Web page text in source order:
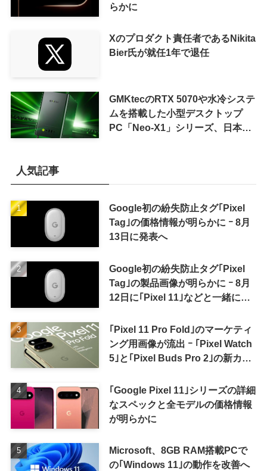
らかに
Xのプロダクト責任者であるNikita
Bier氏が就任1年で退任
GMKtecのRTX 5070や水冷システ
ムを搭載した小型デスクトップ
PC「Neo-X1」シリーズ、日本で
人気記事
Google初の紛失防止タグ｢Pixel
Tag｣の価格情報が明らかに ｰ 8月
13日に発表へ
Google初の紛失防止タグ｢Pixel
Tag｣の製品画像が明らかに ｰ 8月
12日に｢Pixel 11｣などと一緒に発
｢Pixel 11 Pro Fold｣のマーケティ
ング用画像が流出 ｰ ｢Pixel Watch
5｣と｢Pixel Buds Pro 2｣の新カラ
｢Google Pixel 11｣シリーズの詳細
なスペックと全モデルの価格情報
が明らかに
Microsoft、8GB RAM搭載PCで
の｢Windows 11｣の動作を改善へ